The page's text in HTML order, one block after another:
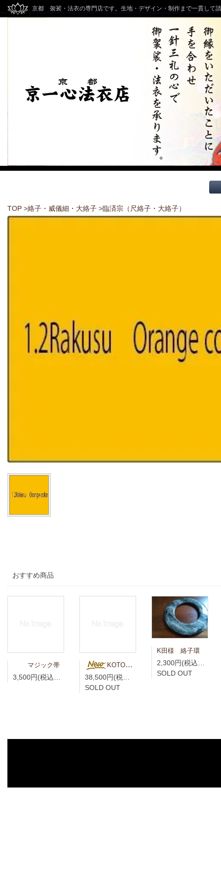
京都 袈裟・法衣の専門店です。生地・デザイン・制作まで一貫して
TOP >絡子・威儀細・大絡子 >臨済宗（尺絡子・大絡子）
おすすめ商品
マジック帯 KOTO様専用 青藍（せいらん）真言宗折五条 竹編柄 無紋
SOLD OUT
K田様 絡子環
2,300円(税込2,530円)
SOLD OUT